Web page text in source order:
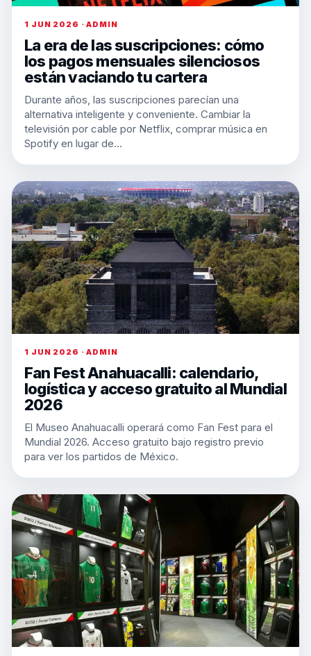
1 JUN 2026 · ADMIN
La era de las suscripciones: cómo
los pagos mensuales silenciosos
están vaciando tu cartera
Durante años, las suscripciones parecían una
alternativa inteligente y conveniente. Cambiar la
televisión por cable por Netflix, comprar música en
Spotify en lugar de…
1 JUN 2026 · ADMIN
Fan Fest Anahuacalli: calendario,
logística y acceso gratuito al Mundial
2026
El Museo Anahuacalli operará como Fan Fest para el
Mundial 2026. Acceso gratuito bajo registro previo
para ver los partidos de México.